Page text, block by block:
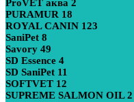
ProVET аква 2
PURAMUR 18
ROYAL CANIN 123
SaniPet 8
Savory 49
SD Essence 4
SD SaniPet 11
SOFTVET 12
SUPREME SALMON OIL2